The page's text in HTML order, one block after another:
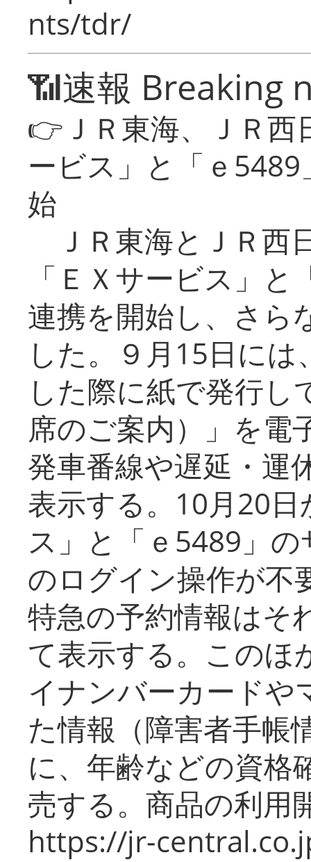
nts/tdr/
📶速報 Breaking
👉ＪＲ東海、ＪＲ
ービス」と「ｅ
始
ＪＲ東海とＪＲ西
「ＥＸサービス」
連携を開始し、さら
した。９月15日に
した際に紙で発行し
席のご案内）」を電
発車番線や遅延・運
表示する。10月20
ス」と「ｅ5489」
のログイン操作が不
特急の予約情報はそ
て表示する。このほ
イナンバーカードや
た情報（障害者手帳
に、年齢などの資格
売する。商品の利用
https://jr-